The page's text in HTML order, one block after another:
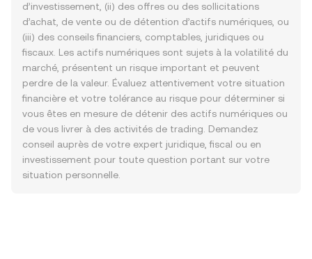
d’investissement, (ii) des offres ou des sollicitations
d’achat, de vente ou de détention d’actifs numériques, ou
(iii) des conseils financiers, comptables, juridiques ou
fiscaux. Les actifs numériques sont sujets à la volatilité du
marché, présentent un risque important et peuvent
perdre de la valeur. Évaluez attentivement votre situation
financière et votre tolérance au risque pour déterminer si
vous êtes en mesure de détenir des actifs numériques ou
de vous livrer à des activités de trading. Demandez
conseil auprès de votre expert juridique, fiscal ou en
investissement pour toute question portant sur votre
situation personnelle.